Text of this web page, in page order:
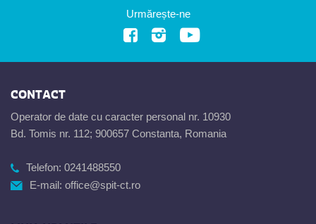
Urmărește-ne
CONTACT
Operator de date cu caracter personal nr. 10930
Bd. Tomis nr. 112; 900657 Constanta, Romania
Telefon: 0241488550
E-mail: office@spit-ct.ro